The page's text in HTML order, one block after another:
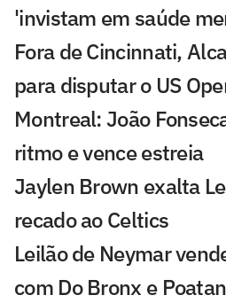
'invistam em saúde
Fora de Cincinnati,
para disputar o US
Montreal: João
ritmo e vence estreia
Jaylen Brown exalta
recado ao Celtics
Leilão de Neymar
com Do Bronx e Poatan